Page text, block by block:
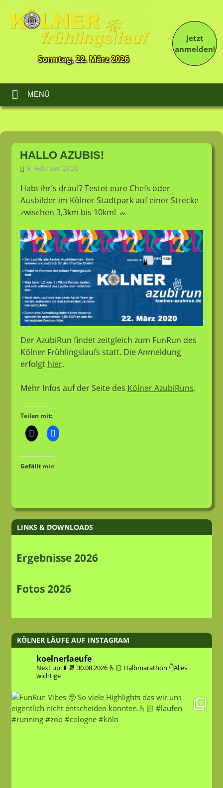
Frühlingslauf
Sonntag, 22. März 2026
Jetzt
anmelden!
MENÜ
Zum
Inhalt
springenHALLO AZUBIS!
9. Februar 2020
Habt ihr’s drauf? Testet eure Chefs oder
Ausbilder im Kölner Stadtpark auf einer Strecke
zwischen 3,3km bis 10km! 🧢
Der AzubiRun findet zeitgleich zum FunRun des
Kölner Frühlingslaufs statt. Die Anmeldung
erfolgt hier.
Mehr Infos auf der Seite des Kölner AzubiRuns.
Teilen mit:
Gefällt mir:
LINKS & DOWNLOADS
Ergebnisse 2026
Fotos 2026
KÖLNER LÄUFE AUF INSTAGRAM
koelnerlaeufe
Next up: ⬇️ 📆 30.08.2026 🫰🏻 Halbmarathon 👇Alles
wichtige